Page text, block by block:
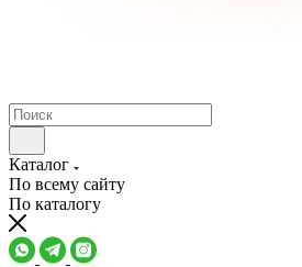
Каталог
По всему сайту
По каталогу